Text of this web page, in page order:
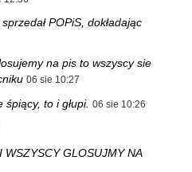
POPiS, dokładając
na pis to wszyscy sie
06 sie 10:27
śpiący, to i głupi. 06 sie 10:26
WSZYSCY GLOSUJMY NA